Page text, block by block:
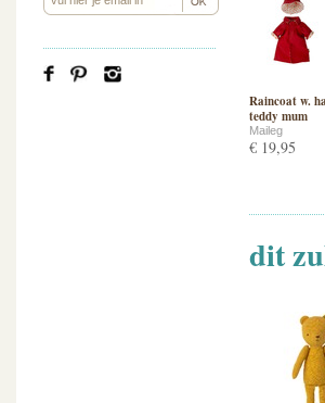
Raincoat w.
teddy mum
Maileg
€ 19,95
dit